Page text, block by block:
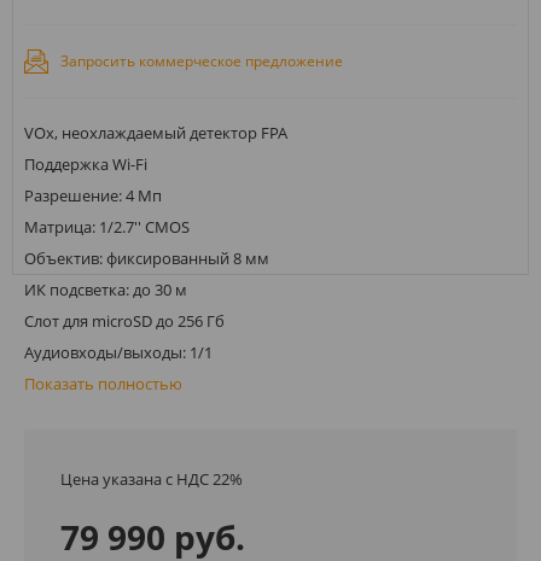
Запросить коммерческое предложение
VOx, неохлаждаемый детектор FPA
Поддержка Wi-Fi
Разрешение: 4 Мп
Матрица: 1/2.7'' CMOS
Объектив: фиксированный 8 мм
ИК подсветка: до 30 м
Слот для microSD до 256 Гб
Аудиовходы/выходы: 1/1
Показать полностью
Цена указана с НДС 22%
79 990 руб.